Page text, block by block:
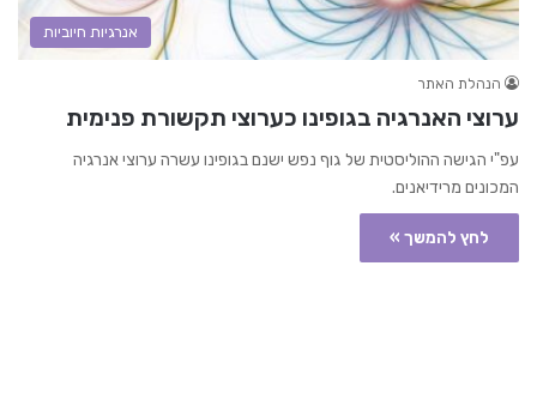
אנרגיות חיוביות
הנהלת האתר
ערוצי האנרגיה בגופינו כערוצי תקשורת פנימית
עפ"י הגישה ההוליסטית של גוף נפש ישנם בגופינו עשרה ערוצי אנרגיה
המכונים מרידיאנים.
לחץ להמשך »